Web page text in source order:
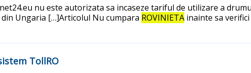
nu este autorizata sa incaseze tariful de utilizare a
Ungaria […]Articolul Nu cumpara ROVINIETA inainte sa
TollRO